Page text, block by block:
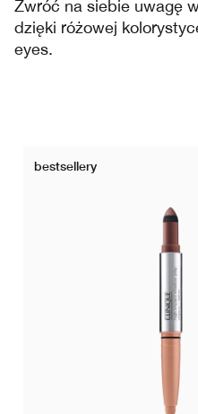
Zwróć na siebie uwagę
dzięki różowej
eyes.
bestsellery